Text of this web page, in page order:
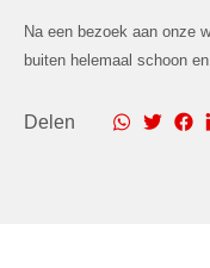
Na een bezoek aan onze
buiten helemaal schoon
Delen